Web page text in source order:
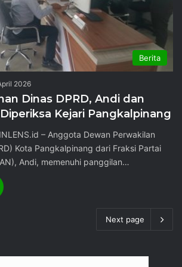
Berita
2026
Dinas DPRD, Andi dan
Kejari Pangkalpinang
– Anggota Dewan Perwakilan
Kota Pangkalpinang dari Fraksi Partai
Andi, memenuhi panggilan…
Next page